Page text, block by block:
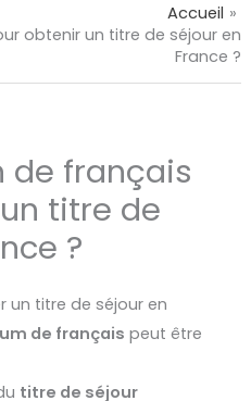
Accueil
obtenir un titre de séjour en
France ?
de français
titre de
?
un titre de séjour en
de français peut être
titre de séjour